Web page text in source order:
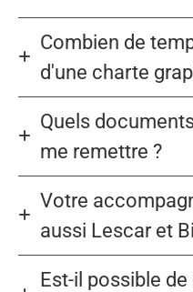
Combien de
d'une charte
Quels
me remettre ?
Votre
aussi Lescar et
Est-il possible